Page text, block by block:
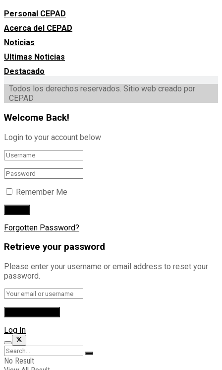
Personal CEPAD
Acerca del CEPAD
Noticias
Ultimas Noticias
Destacado
Todos los derechos reservados. Sitio web creado por
CEPAD
Welcome Back!
Login to your account below
Remember Me
Forgotten Password?
Retrieve your password
Please enter your username or email address to reset your
password.
Log In
No Result